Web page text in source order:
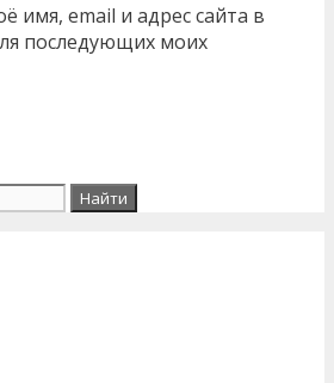
имя, email и адрес сайта в
последующих моих